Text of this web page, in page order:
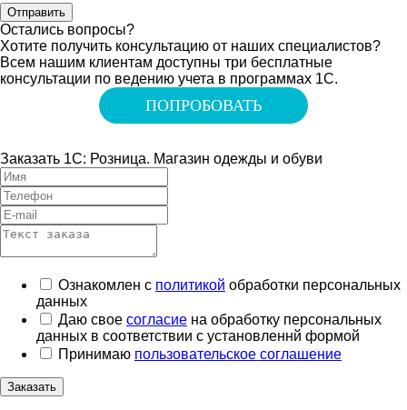
Отправить
Остались вопросы?
Хотите получить консультацию от наших специалистов?
Всем нашим клиентам доступны три бесплатные
консультации по ведению учета в программах 1С.
ПОПРОБОВАТЬ
Заказать 1С: Розница. Магазин одежды и обуви
Ознакомлен с политикой обработки персональных
данных
Даю свое согласие на обработку персональных
данных в соответствии с установленнй формой
Принимаю пользовательское соглашение
Заказать